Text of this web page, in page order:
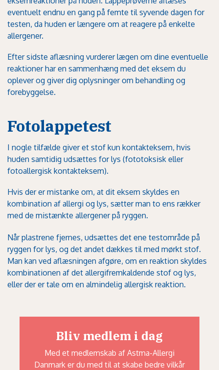
eventuelt endnu en gang på femte til syvende dagen for
testen, da huden er længere om at reagere på enkelte
allergener.
Efter sidste aflæsning vurderer lægen om dine eventuelle
reaktioner har en sammenhæng med det eksem du
oplever og giver dig oplysninger om behandling og
forebyggelse.
Fotolappetest
I nogle tilfælde giver et stof kun kontakteksem, hvis
huden samtidig udsættes for lys (fototoksisk eller
fotoallergisk kontakteksem).
Hvis der er mistanke om, at dit eksem skyldes en
kombination af allergi og lys, sætter man to ens rækker
med de mistænkte allergener på ryggen.
Når plastrene fjernes, udsættes det ene testområde på
ryggen for lys, og det andet dækkes til med mørkt stof.
Man kan ved aflæsningen afgøre, om en reaktion skyldes
kombinationen af det allergifremkaldende stof og lys,
eller der er tale om en almindelig allergisk reaktion.
Bliv medlem i dag
Med et medlemskab af Astma-Allergi
Danmark er du med til at skabe bedre vilkår